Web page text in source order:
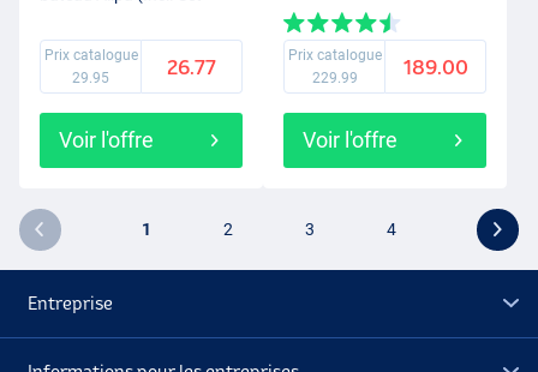
Prix catalogue
29.95
26.77
Voir l'offre
Prix catalogue
229.99
189.00
Voir l'offre
1 2 3 4
Entreprise